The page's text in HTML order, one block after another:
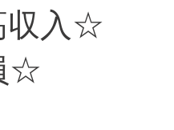
収入☆
☆